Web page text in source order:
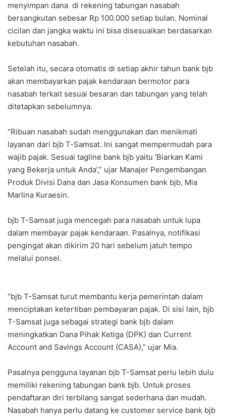
menyimpan dana di rekening tabungan nasabah
bersangkutan sebesar Rp 100.000 setiap bulan. Nominal
cicilan dan jangka waktu ini bisa disesuaikan berdasarkan
kebutuhan nasabah.
Setelah itu, secara otomatis di setiap akhir tahun bank bjb
akan membayarkan pajak kendaraan bermotor para
nasabah terkait sesuai besaran dan tabungan yang telah
ditetapkan sebelumnya.
“Ribuan nasabah sudah menggunakan dan menikmati
layanan dari bjb T-Samsat. Ini sangat mempermudah para
wajib pajak. Sesuai tagline bank bjb yaitu ‘Biarkan Kami
yang Bekerja untuk Anda’,” ujar Manajer Pengembangan
Produk Divisi Dana dan Jasa Konsumen bank bjb, Mia
Marlina Kuraesin.
bjb T-Samsat juga mencegah para nasabah untuk lupa
dalam membayar pajak kendaraan. Pasalnya, notifikasi
pengingat akan dikirim 20 hari sebelum jatuh tempo
melalui ponsel.
“bjb T-Samsat turut membantu kerja pemerintah dalam
menciptakan ketertiban pembayaran pajak. Di sisi lain, bjb
T-Samsat juga sebagai strategi bank bjb dalam
meningkatkan Dana Pihak Ketiga (DPK) dan Current
Account and Savings Account (CASA),” ujar Mia.
Pasalnya pengguna layanan bjb T-Samsat perlu lebih dulu
memiliki rekening tabungan bank bjb. Untuk proses
pendaftaran diri terbilang sangat sederhana dan mudah.
Nasabah hanya perlu datang ke customer service bank bjb